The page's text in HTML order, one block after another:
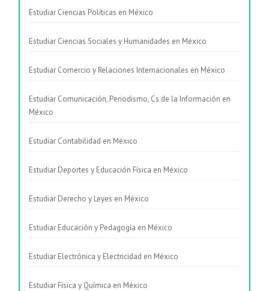
Estudiar Ciencias Políticas en México
Estudiar Ciencias Sociales y Humanidades en México
Estudiar Comercio y Relaciones Internacionales en México
Estudiar Comunicación, Periodismo, Cs de la Información en
México
Estudiar Contabilidad en México
Estudiar Deportes y Educación Física en México
Estudiar Derecho y Leyes en México
Estudiar Educación y Pedagogía en México
Estudiar Electrónica y Electricidad en México
Estudiar Física y Química en México